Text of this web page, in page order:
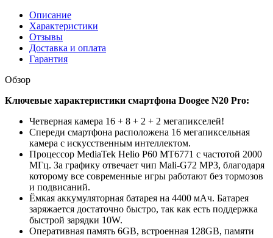
Описание
Характеристики
Отзывы
Доставка и оплата
Гарантия
Обзор
Ключевые характеристики смартфона Doogee N20 Pro:
Четверная камера 16 + 8 + 2 + 2 мегапикселей!
Спереди смартфона расположена 16 мегапиксельная
камера с искусственным интеллектом.
Процессор MediaTek Helio P60 MT6771 с частотой 2000
МГц. За графику отвечает чип Mali-G72 MP3, благодаря
которому все современные игры работают без тормозов
и подвисаний.
Ёмкая аккумуляторная батарея на 4400 мАч. Батарея
заряжается достаточно быстро, так как есть поддержка
быстрой зарядки 10W.
Оперативная память 6GB, встроенная 128GB, памяти